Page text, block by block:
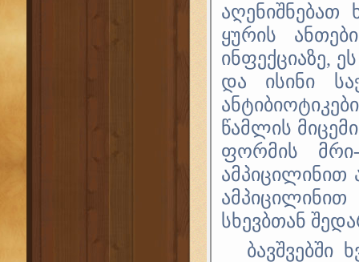
აღენიშნებათ
ყურის
ინფექციაზე,
და ისინი
წამლის
ფორმის
ამპიცილინით
ამპიცილინით
სხევბთან
ბავშვებში